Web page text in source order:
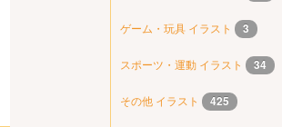
ゲーム・玩具 イラスト 3
スポーツ・運動 イラスト 34
その他 イラスト 425